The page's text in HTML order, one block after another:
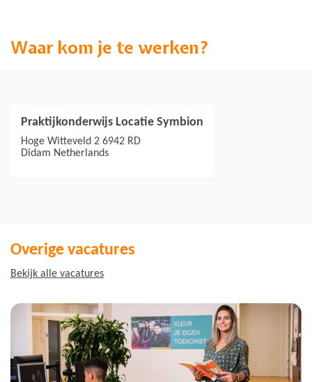
Waar kom je te werken?
Praktijkonderwijs Locatie Symbion
Hoge Witteveld 2 6942 RD
Didam Netherlands
Jouw collega's
Overige vacatures
Bekijk alle vacatures